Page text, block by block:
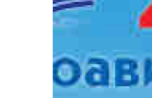
КОНТАКТЫ